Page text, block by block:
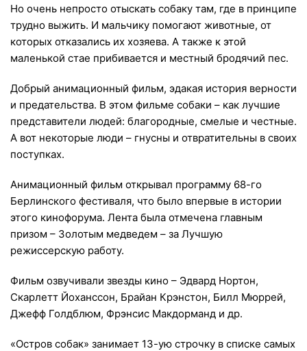
Но очень непросто отыскать собаку там, где в принципе
трудно выжить. И мальчику помогают животные, от
которых отказались их хозяева. А также к этой
маленькой стае прибивается и местный бродячий пес.
Добрый анимационный фильм, эдакая история верности
и предательства. В этом фильме собаки – как лучшие
представители людей: благородные, смелые и честные.
А вот некоторые люди – гнусны и отвратительны в своих
поступках.
Анимационный фильм открывал программу 68-го
Берлинского фестиваля, что было впервые в истории
этого кинофорума. Лента была отмечена главным
призом – Золотым медведем – за Лучшую
режиссерскую работу.
Фильм озвучивали звезды кино – Эдвард Нортон,
Скарлетт Йоханссон, Брайан Крэнстон, Билл Мюррей,
Джефф Голдблюм, Фрэнсис Макдорманд и др.
«Остров собак» занимает 13-ую строчку в списке самых